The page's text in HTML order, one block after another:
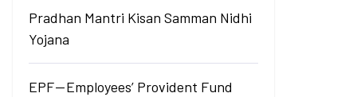
Pradhan Mantri Kisan Samman Nidhi
Yojana
EPF — Employees’ Provident Fund